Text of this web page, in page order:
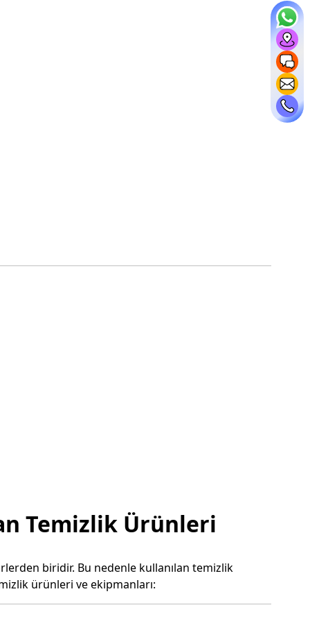
Temizlik Ürünleri
biridir. Bu nedenle kullanılan temizlik
ürünleri ve ekipmanları: